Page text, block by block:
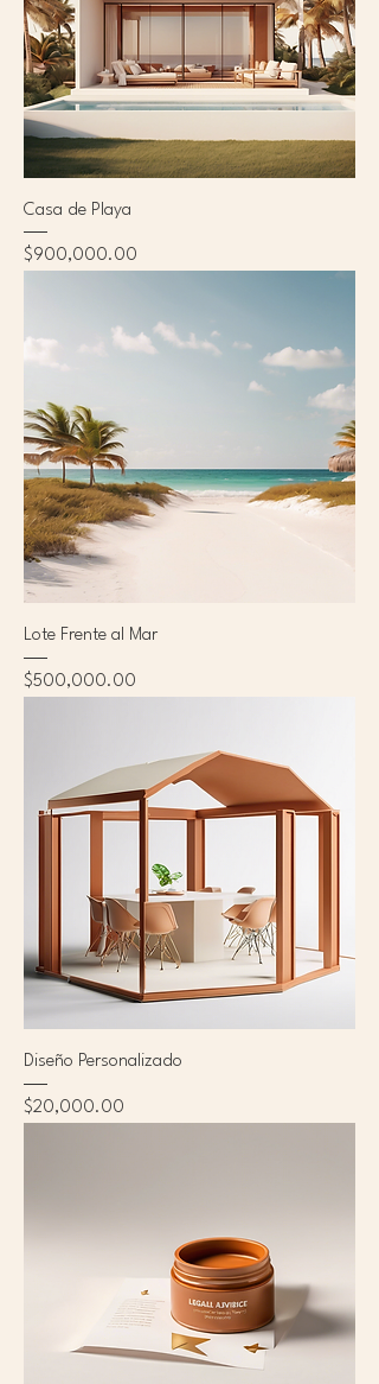
Casa de Playa
Precio
$900,000.00
Lote Frente al Mar
Precio
$500,000.00
Diseño Personalizado
Precio
$20,000.00